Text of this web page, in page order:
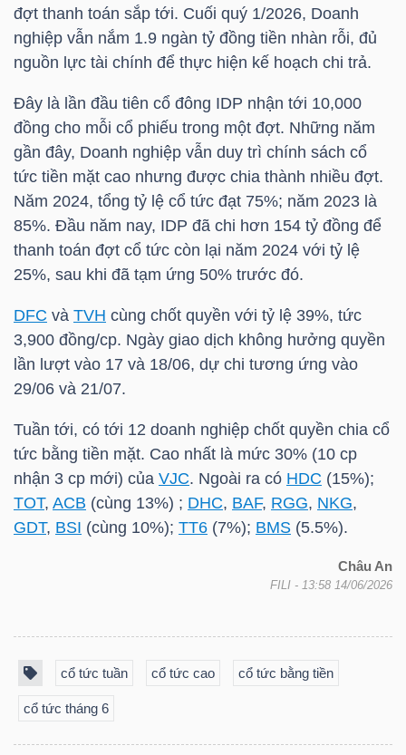
đợt thanh toán sắp tới. Cuối quý 1/2026, Doanh
nghiệp vẫn nắm 1.9 ngàn tỷ đồng tiền nhàn rỗi, đủ
nguồn lực tài chính để thực hiện kế hoạch chi trả.
Đây là lần đầu tiên cổ đông IDP nhận tới 10,000
đồng cho mỗi cổ phiếu trong một đợt. Những năm
gần đây, Doanh nghiệp vẫn duy trì chính sách cổ
tức tiền mặt cao nhưng được chia thành nhiều đợt.
Năm 2024, tổng tỷ lệ cổ tức đạt 75%; năm 2023 là
85%. Đầu năm nay, IDP đã chi hơn 154 tỷ đồng để
thanh toán đợt cổ tức còn lại năm 2024 với tỷ lệ
25%, sau khi đã tạm ứng 50% trước đó.
DFC và TVH cùng chốt quyền với tỷ lệ 39%, tức
3,900 đồng/cp. Ngày giao dịch không hưởng quyền
lần lượt vào 17 và 18/06, dự chi tương ứng vào
29/06 và 21/07.
Tuần tới, có tới 12 doanh nghiệp chốt quyền chia cổ
tức bằng tiền mặt. Cao nhất là mức 30% (10 cp
nhận 3 cp mới) của VJC. Ngoài ra có HDC (15%);
TOT, ACB (cùng 13%) ; DHC, BAF, RGG, NKG,
GDT, BSI (cùng 10%); TT6 (7%); BMS (5.5%).
Châu An
FILI - 13:58 14/06/2026
cổ tức tuần cổ tức cao cổ tức bằng tiền
cổ tức tháng 6
DOANH
NGHIỆP
CỔ
PHÁI
TRÁI
PHIẾU
CỤ